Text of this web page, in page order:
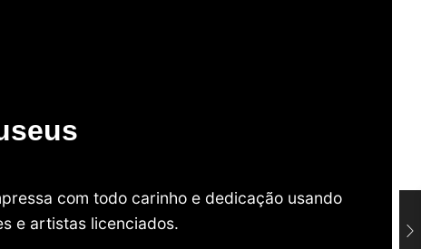
com todo carinho e dedicação usando
e artistas licenciados.